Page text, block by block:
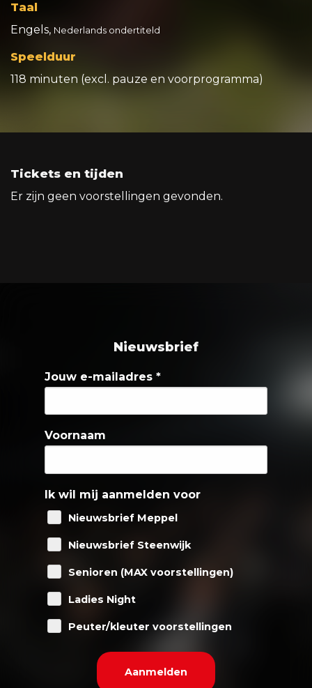
Taal
Engels, Nederlands ondertiteld
Speelduur
118 minuten (excl. pauze en voorprogramma)
Tickets en tijden
Er zijn geen voorstellingen gevonden.
Nieuwsbrief
Jouw e-mailadres *
Voornaam
Ik wil mij aanmelden voor
Nieuwsbrief Meppel
Nieuwsbrief Steenwijk
Senioren (MAX voorstellingen)
Ladies Night
Peuter/kleuter voorstellingen